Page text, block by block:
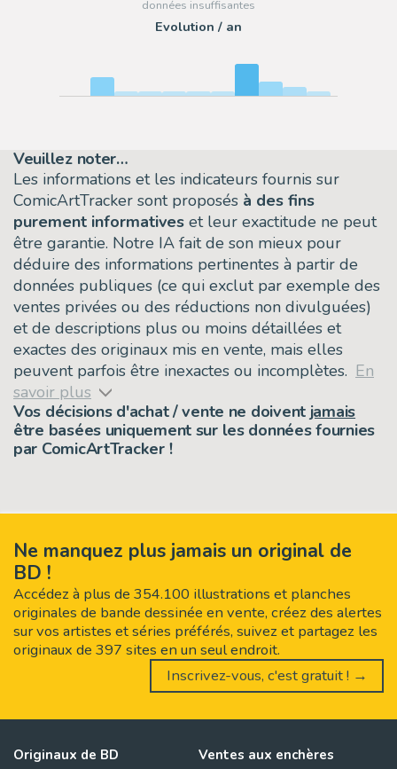
Evolution / an
Veuillez noter…
Les informations et les indicateurs fournis sur
ComicArtTracker sont proposés à des fins
purement informatives et leur exactitude ne peut
être garantie. Notre IA fait de son mieux pour
déduire des informations pertinentes à partir de
données publiques (ce qui exclut par exemple des
ventes privées ou des réductions non divulguées)
et de descriptions plus ou moins détaillées et
exactes des originaux mis en vente, mais elles
peuvent parfois être inexactes ou incomplètes. En
savoir plus
Vos décisions d'achat / vente ne doivent jamais
être basées uniquement sur les données fournies
par ComicArtTracker !
Ne manquez plus jamais un original de
BD !
Accédez à plus de 354.100 illustrations et planches
originales de bande dessinée en vente, créez des alertes
sur vos artistes et séries préférés, suivez et partagez les
originaux de 397 sites en un seul endroit.
Inscrivez-vous, c'est gratuit ! →
Originaux de BD Ventes aux enchères